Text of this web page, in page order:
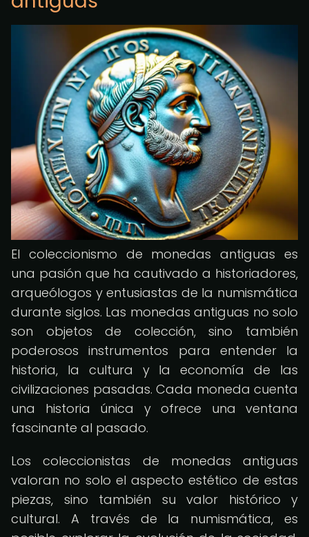
El coleccionismo de monedas antiguas es
una pasión que ha cautivado a historiadores,
arqueólogos y entusiastas de la numismática
durante siglos. Las monedas antiguas no solo
son objetos de colección, sino también
poderosos instrumentos para entender la
historia, la cultura y la economía de las
civilizaciones pasadas. Cada moneda cuenta
una historia única y ofrece una ventana
fascinante al pasado.
Los coleccionistas de monedas antiguas
valoran no solo el aspecto estético de estas
piezas, sino también su valor histórico y
cultural. A través de la numismática, es